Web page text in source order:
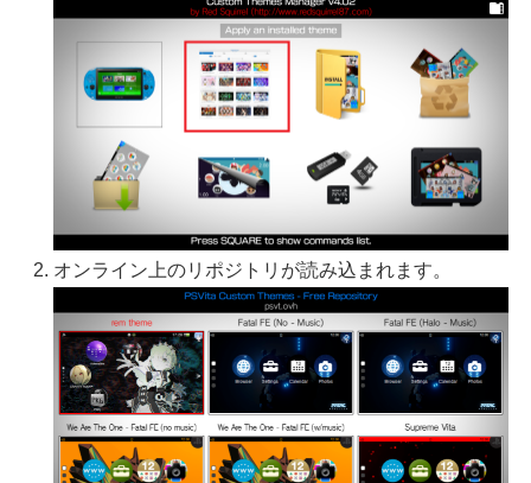
オンライン上のリポジトリが読み込まれます。